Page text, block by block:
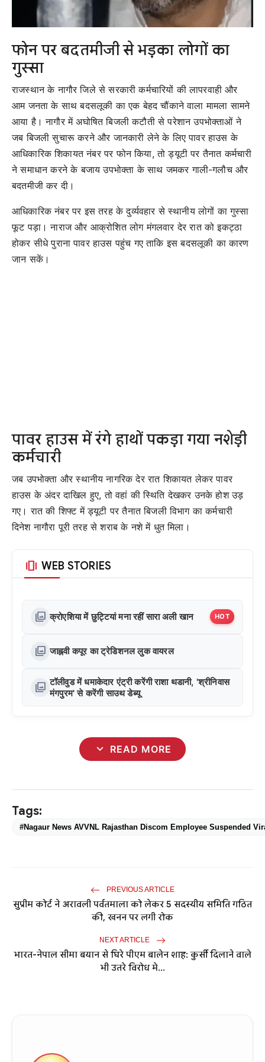
फोन पर बदतमीजी से भड़का लोगों का
गुस्सा
राजस्थान के नागौर जिले से सरकारी कर्मचारियों की लापरवाही और
आम जनता के साथ बदसलूकी का एक बेहद चौंकाने वाला मामला सामने
आया है। नागौर में अघोषित बिजली कटौती से परेशान उपभोक्ताओं ने
जब बिजली सुचारू करने और जानकारी लेने के लिए पावर हाउस के
आधिकारिक शिकायत नंबर पर फोन किया, तो ड्यूटी पर तैनात कर्मचारी
ने समाधान करने के बजाय उपभोक्ता के साथ जमकर गाली-गलौच और
बदतमीजी कर दी।
आधिकारिक नंबर पर इस तरह के दुर्व्यवहार से स्थानीय लोगों का गुस्सा
फूट पड़ा। नाराज और आक्रोशित लोग मंगलवार देर रात को इकट्ठा
होकर सीधे पुराना पावर हाउस पहुंच गए ताकि इस बदसलूकी का कारण
जान सकें।
पावर हाउस में रंगे हाथों पकड़ा गया नशेड़ी
कर्मचारी
जब उपभोक्ता और स्थानीय नागरिक देर रात शिकायत लेकर पावर
हाउस के अंदर दाखिल हुए, तो वहां की स्थिति देखकर उनके होश उड़
गए। रात की शिफ्ट में ड्यूटी पर तैनात बिजली विभाग का कर्मचारी
दिनेश नागौरा पूरी तरह से शराब के नशे में धुत मिला।
amp_stories WEB STORIES
photo_library क्रोएशिया में छुट्टियां मना रहीं सारा अली खान HOT
photo_library जाह्नवी कपूर का ट्रेडिशनल लुक वायरल
photo_library टॉलीवुड में धमाकेदार एंट्री करेंगी राशा थडानी, 'श्रीनिवास
मंगपुरम' से करेंगी साउथ डेब्यू
expand_more READ MORE
Tags:
#Nagaur News AVVNL Rajasthan Discom Employee Suspended
PREVIOUS ARTICLE
सुप्रीम कोर्ट ने अरावली पर्वतमाला को लेकर 5 सदस्यीय समिति गठित
की, खनन पर लगी रोक
NEXT ARTICLE
भारत-नेपाल सीमा बयान से घिरे पीएम बालेन शाह: कुर्सी दिलाने वाले
भी उतरे विरोध मे...